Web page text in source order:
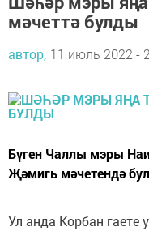
мәчеттә булды
автор, 11 июль 2022 -
Бүген Чаллы мэры
Җәмигь мәчетендә
Ул анда Корбан